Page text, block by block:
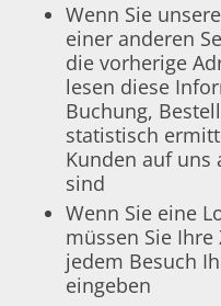
Wenn Sie
einer anderen
die vorherige
lesen diese
Buchung,
statistisch
Kunden auf uns
sind
Wenn Sie eine
müssen Sie
jedem Besuch
eingeben